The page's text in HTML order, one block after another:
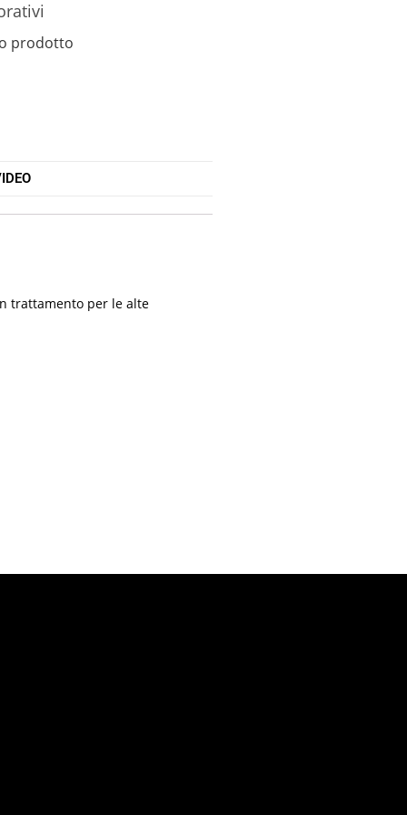
prodotto
trattamento per le alte